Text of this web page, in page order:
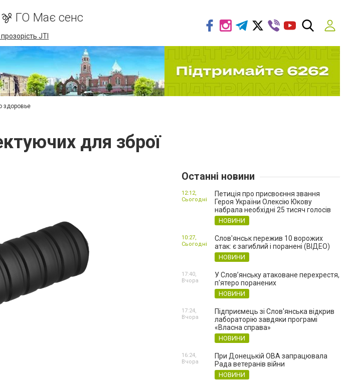
ГО Має сенс
JTI
здоровье
для зброї
Останні новини
Петиція про присвоєння звання
Героя України Олексію Юкову
набрала необхідні 25 тисяч голосів
НОВИНИ
12:12,
Сьогодні
Слов'янськ пережив 10 ворожих
атак: є загиблий і поранені (ВІДЕО)
НОВИНИ
10:27,
Сьогодні
У Слов’янську атаковане перехрестя,
п'ятеро поранених
НОВИНИ
17:40,
Вчора
Підприємець зі Слов'янська відкрив
лабораторію завдяки програмі
«Власна справа»
НОВИНИ
17:24,
Вчора
При Донецькій ОВА запрацювала
Рада ветеранів війни
НОВИНИ
16:24,
Вчора